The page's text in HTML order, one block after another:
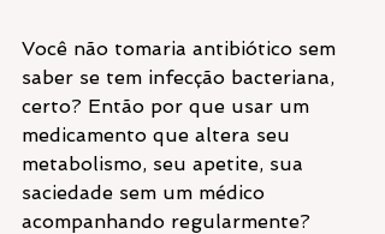
Você não tomaria antibiótico sem
saber se tem infecção bacteriana,
certo? Então por que usar um
medicamento que altera seu
metabolismo, seu apetite, sua
saciedade sem um médico
acompanhando regularmente?